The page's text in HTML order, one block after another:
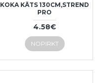
KOKA KĀTS 130CM,STREND
PRO
4.58€
NOPIRKT